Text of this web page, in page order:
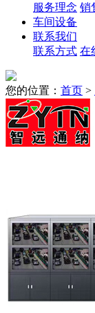
服务理念 销
车间设备
联系我们
联系方式 在
您的位置： 首页 >